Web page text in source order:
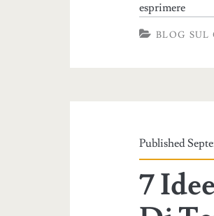
esprimere
BLOG SUL
Published
7